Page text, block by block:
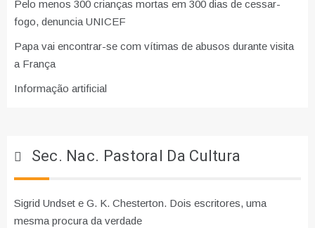
Pelo menos 300 crianças mortas em 300 dias de cessar-
fogo, denuncia UNICEF
Papa vai encontrar-se com vítimas de abusos durante visita
a França
Informação artificial
Sec. Nac. Pastoral Da Cultura
Sigrid Undset e G. K. Chesterton. Dois escritores, uma
mesma procura da verdade